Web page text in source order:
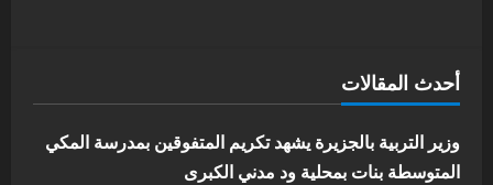
5
البيئة بالمحلية
يوليو 29, 2026
أحدث المقالات
وزير التربية بالجزيرة يشهد تكريم المتفوقين بمدرسة المكي
المتوسطة بنات بمحلية ود مدني الكبرى